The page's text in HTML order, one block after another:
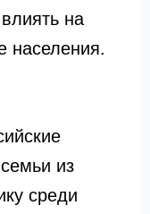
на
населения.
из
среди